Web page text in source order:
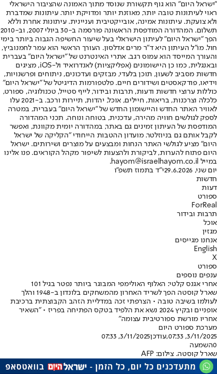
"ישראל היום" הוא גוף תקשורת שנוסד מתוך האמונה שהציבור הישראלי
ראוי לעיתונות טובה יותר, מאוזנת יותר ומדויקת יותר. עיתונות שמדברת
ולא צועקת. עיתונות אמינה, אובייקטיבית ועניינית. עיתונות אחרת וללא
תשלום. המהדורה המודפסת הראשונה פורסמה ב-30 ביולי 2007, וב-2010
הפך "ישראל היום" לעיתון הישראלי בעל שיעור החשיפה הגבוה ביותר בימי
חול. מו"ל העיתון היא ד"ר מרים אדלסון. העורך הראשי הוא עמר לחמנוביץ,
והעורך המייסד הוא עמוס רגב. אתרי האינטרנט של "ישראל היום" בעברית
ובאנגלית, כמו כן היישומונים (אפליקציות) לאנדרואיד ול-iOS, מציגים
חדשות מסביב לשעון, תוכן בלעדי, מבזקים ועדכונים, ניתוחים ופרשנויות,
וידיאו, פודקאסטים ושידורים חיים. פלטפורמות הדיגיטל של "ישראל היום"
כוללות ערוצי חדשות ודעות, תרבות ובידור, לייף סטייל, טכנולוגיה, ספורט,
כלכלה וצרכנות, בריאות, חיילים, אוכל, יהדות, תיירות ורכב. ב-2021 עלו
לאוויר האתר החדש והיישומון החדש של "ישראל היום" בעברית, במטרה
לספק לגולשים חוויה מהירה, עדכנית, בטוחה ונוחה. תכני המהדורה
המודפסת של העיתון זמינים גם באתר, במהדורה יומית מקוונת, ואפשר
לקבל אותם גם בניוזלטר. מועדון ההטבות הייחודי "הקליקה של ישראל
היום" מציע לגולשי האתר הנחות ומבצעים על מוצרים ושירותים. ישראל
היום פתוח להערות, לביקורת ולהצעות לשיפור מקהל הקוראים. פנו אלינו
במייל hayom@israelhayom.co.il.
יום שני, 29.6.2026
י"ד בתמוז תשפ"ו
חדשות
דעות
ספורט
ForReal
תרבות ובידור
אוכל
מגזין
אנחנו מגייסים
English
X
ספורט
ענפים נוספים
אחרי אגנס קלטי: האלוף האולימפי המבוגר ביותר נפטר בגיל 101
שארל קוסטה הפך לשריד האחרון מהמשחקים בלונדון ב-1948 והלך
לעולמו בשיבה טובה • הצרפתי זכה במדליית הזהב הקבוצתית ברכיבת
אופניים ובקיץ 2024 נשא את הלפיד בטקס הפתיחה בפריז • "השאיר
אחריו מורשת ספורטיבית עצומה"
מערכת ספורט היום
3/11/2025, 07:33
,עודכן3/11/2025, 07:33
0השמעה
שארל קוסטה. צילום: AFP